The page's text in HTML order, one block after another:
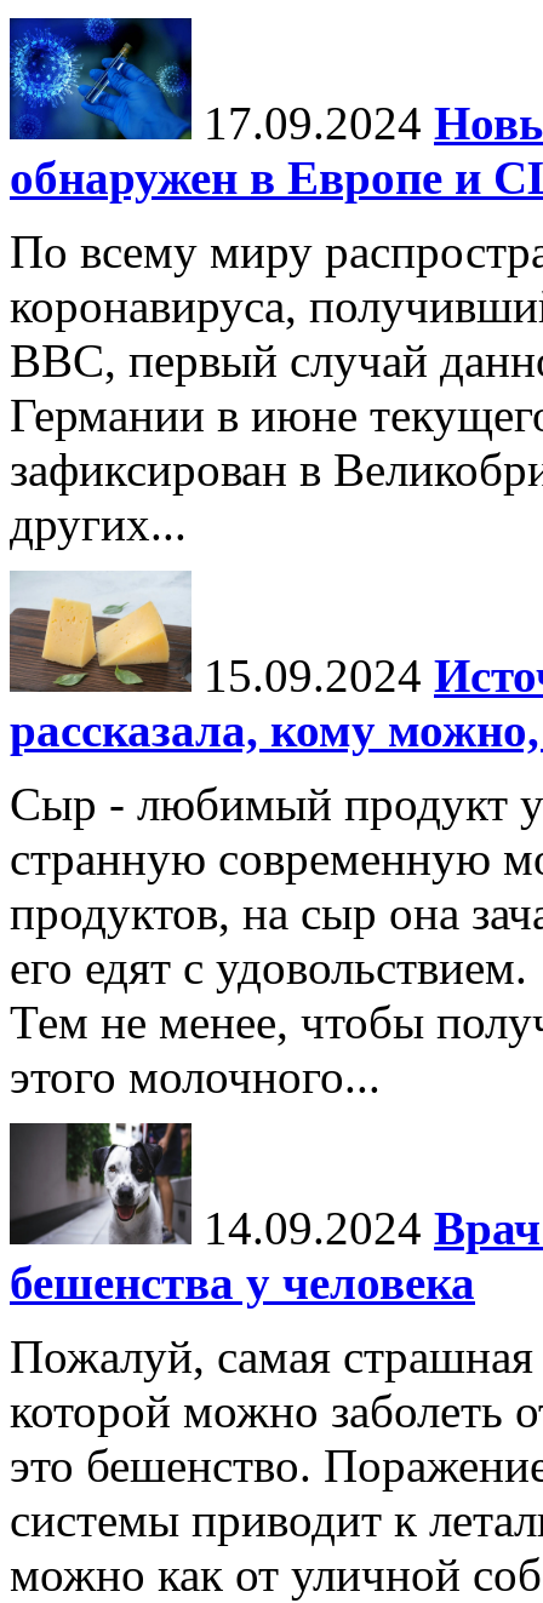
17.09.2024
обнаружен в Европе и
По всему миру
коронавируса,
BBC, первый случай
Германии в июне
зафиксирован в
других...
15.09.2024
рассказала, кому
Сыр - любимый продукт
странную современную
продуктов, на сыр она
его едят с удовольствием.
Тем не менее, чтобы
этого молочного...
14.09.2024
бешенства у человека
Пожалуй, самая страшная
которой можно заболеть
это бешенство.
системы приводит к
можно как от уличной